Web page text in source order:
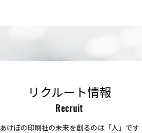
リクルート情報
Recruit
あけぼの印刷社の未来を創るのは「人」です